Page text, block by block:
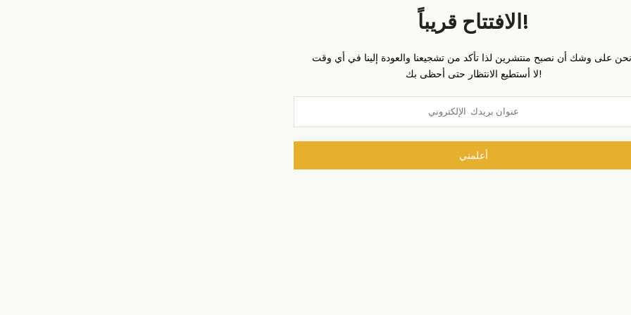
الافتتاح قريباً!
لا أستطيع الانتظار حتى أحظى بك!
أعلمني